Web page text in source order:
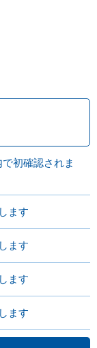
初確認されま
ます
ます
ます
ます